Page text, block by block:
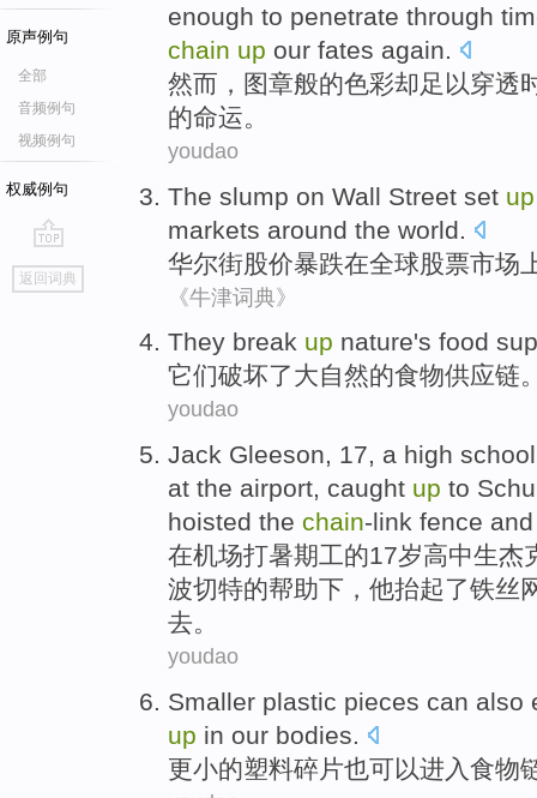
原声例句
全部
音频例句
视频例句
权威例句
go
top
返回词典
enough to penetrate through
chain up our fates again.
然而 ， 图章般的色彩却 足以穿透
的命运。
youdao
The slump on Wall Street set up
markets around the world.
华尔街股价暴跌在全球股票市场
《牛津词典》
They break up nature's food
它们破坏了大自然的食物供应链
youdao
Jack Gleeson, 17, a high
at the airport, caught up to
hoisted the chain-link fence
在机场打暑期工的17岁高中生杰
波切特的帮助下，他抬起了铁丝
去。
youdao
Smaller plastic pieces can also
up in our bodies.
更小的塑料碎片也可以进入食物